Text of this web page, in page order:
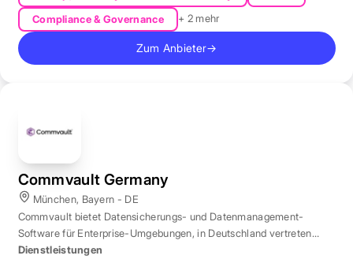
Compliance & Governance
+ 2 mehr
Zum Anbieter→
Commvault Germany
München, Bayern - DE
Commvault bietet Datensicherungs- und Datenmanagement-
Software für Enterprise-Umgebungen, in Deutschland vertreten
durch eine Niederlassung in München.
Dienstleistungen